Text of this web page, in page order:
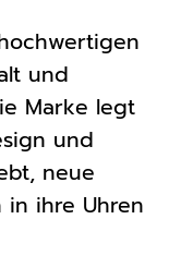
und
Marke legt
und
neue
in ihre Uhren